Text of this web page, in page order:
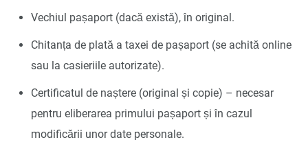
Vechiul pașaport (dacă există), în original.
Chitanța de plată a taxei de pașaport (se achită online
sau la casieriile autorizate).
Certificatul de naștere (original și copie) – necesar
pentru eliberarea primului pașaport și în cazul
modificării unor date personale.